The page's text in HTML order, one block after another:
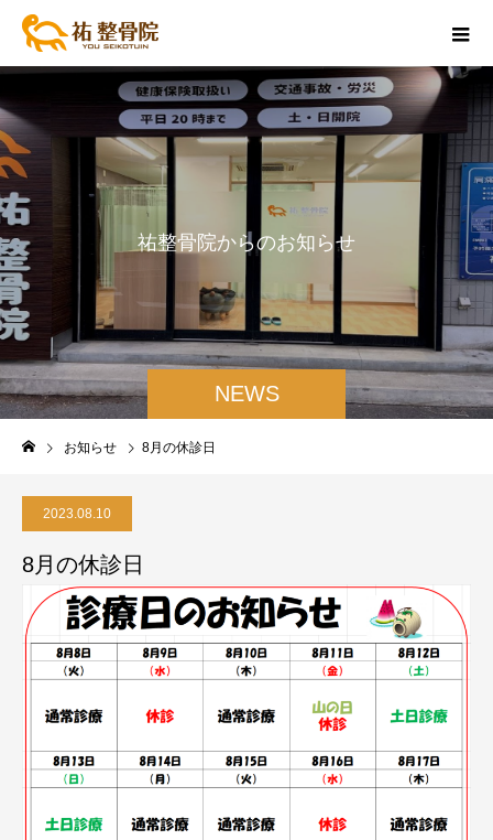
NEWS
祐整骨院からのお知 らせ
お知らせ 8月の休診日
2023.08.10
8月の休診日